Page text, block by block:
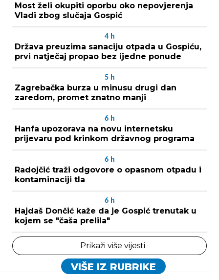
Most želi okupiti oporbu oko nepovjerenja
Vladi zbog slučaja Gospić
4 h
Država preuzima sanaciju otpada u Gospiću,
prvi natječaj propao bez ijedne ponude
5 h
Zagrebačka burza u minusu drugi dan
zaredom, promet znatno manji
6 h
Hanfa upozorava na novu internetsku
prijevaru pod krinkom državnog programa
6 h
Radojčić traži odgovore o opasnom otpadu i
kontaminaciji tla
6 h
Hajdaš Dončić kaže da je Gospić trenutak u
kojem se "čaša prelila"
Prikaži više vijesti
VIŠE IZ RUBRIKE